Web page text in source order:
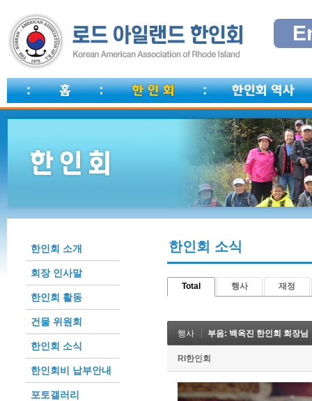
한인회 소개
회장 인사말
한인회 활동
건물 위원회
한인회 소식
한인회비 납부안내
포토갤러리
한인회 소식
Total 행사 재정
행사 부음: 백옥진 한인회 회장님
RI한인회